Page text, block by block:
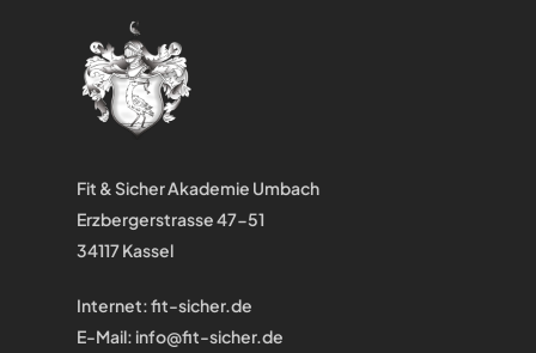
Fit & Sicher Akademie Umbach
Erzbergerstrasse 47-51
34117 Kassel
Internet:fit-sicher.de
E-Mail: info@fit-sicher.de